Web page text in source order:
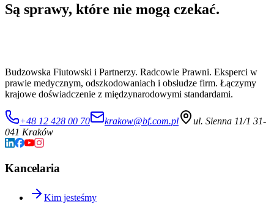
Są sprawy, które nie mogą czekać.
Budzowska Fiutowski i Partnerzy. Radcowie Prawni. Eksperci w
prawie medycznym, odszkodowaniach i obsłudze firm. Łączymy
krajowe doświadczenie z międzynarodowymi standardami.
+48 12 428 00 70 krakow@bf.com.pl
ul. Sienna 11/1 31-
041 Kraków
Kancelaria
Kim jesteśmy